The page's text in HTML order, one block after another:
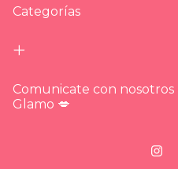
Categorías
Comunicate con
Glamo 💋